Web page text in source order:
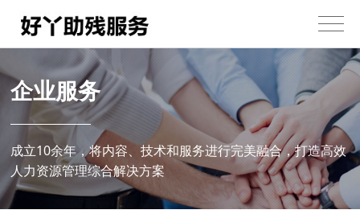
企业服务
成立10余年，将内容、技术和服务进行完美融合，打造高效
人力资源管理综合解决方案